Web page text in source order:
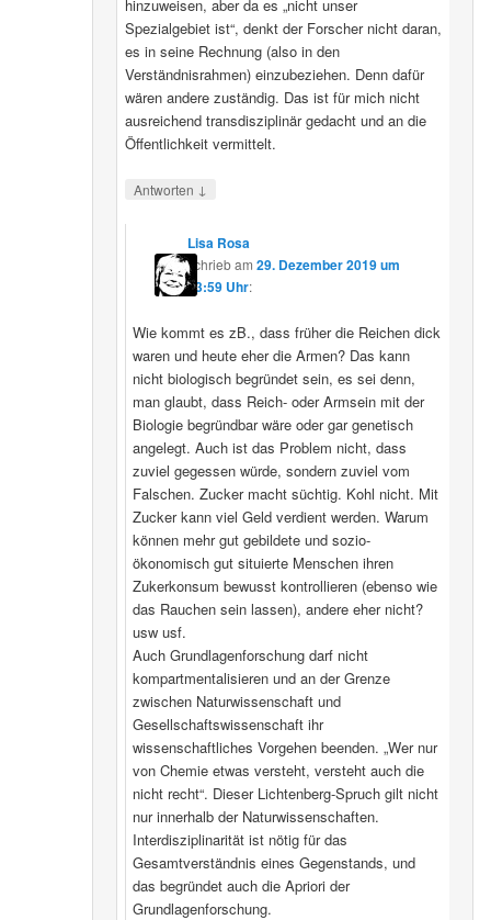
hinzuweisen, aber da es „nicht unser
Spezialgebiet ist“, denkt der Forscher nicht daran,
es in seine Rechnung (also in den
Verständnisrahmen) einzubeziehen. Denn dafür
wären andere zuständig. Das ist für mich nicht
ausreichend transdisziplinär gedacht und an die
Öffentlichkeit vermittelt.
Antworten ↓
Lisa Rosa
schriebam29. Dezember 2019 um
13:59 Uhr:
Wie kommt es zB., dass früher die Reichen dick
waren und heute eher die Armen? Das kann
nicht biologisch begründet sein, es sei denn,
man glaubt, dass Reich- oder Armsein mit der
Biologie begründbar wäre oder gar genetisch
angelegt. Auch ist das Problem nicht, dass
zuviel gegessen würde, sondern zuviel vom
Falschen. Zucker macht süchtig. Kohl nicht. Mit
Zucker kann viel Geld verdient werden. Warum
können mehr gut gebildete und sozio-
ökonomisch gut situierte Menschen ihren
Zukerkonsum bewusst kontrollieren (ebenso wie
das Rauchen sein lassen), andere eher nicht?
usw usf.
Auch Grundlagenforschung darf nicht
kompartmentalisieren und an der Grenze
zwischen Naturwissenschaft und
Gesellschaftswissenschaft ihr
wissenschaftliches Vorgehen beenden. „Wer nur
von Chemie etwas versteht, versteht auch die
nicht recht“. Dieser Lichtenberg-Spruch gilt nicht
nur innerhalb der Naturwissenschaften.
Interdisziplinarität ist nötig für das
Gesamtverständnis eines Gegenstands, und
das begründet auch die Apriori der
Grundlagenforschung.